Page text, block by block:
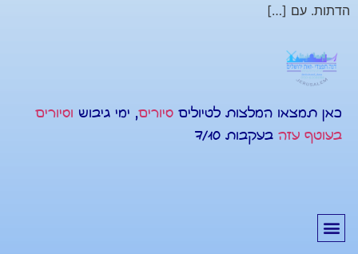
הדתות. עם […]
כאן תמצאו המלצות לטיולים סיורים, ימי גיבוש וסיורים
בעוטף עזה בעקבות 7/10